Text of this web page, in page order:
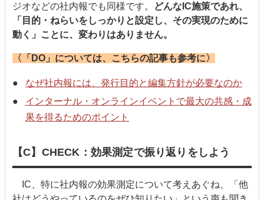
ジオなどの社内報でも同様です。
どんなIC施策であれ、
「目的・ねらいをしっかりと設定し、その実現のために
動く」ことに、変わりはありません。
〈「DO」については、こちらの記事も参考に〉
なぜ社内報には、発行目的と編集方針が必要なのか
インターナル・オンラインイベントで最大の共感・成
果を得るためのポイント
【C】CHECK：効果測定で振り返りをしよう
IC、特に社内報の効果測定について考えあぐね、「他